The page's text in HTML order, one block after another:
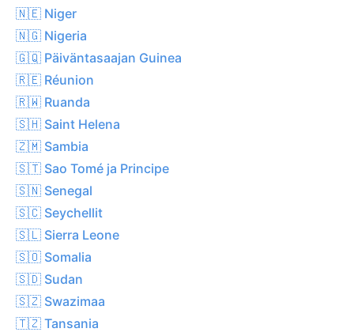
🇳🇪 Niger
🇳🇬 Nigeria
🇬🇶 Päiväntasaajan Guinea
🇷🇪 Réunion
🇷🇼 Ruanda
🇸🇭 Saint Helena
🇿🇲 Sambia
🇸🇹 Sao Tomé ja Principe
🇸🇳 Senegal
🇸🇨 Seychellit
🇸🇱 Sierra Leone
🇸🇴 Somalia
🇸🇩 Sudan
🇸🇿 Swazimaa
🇹🇿 Tansania